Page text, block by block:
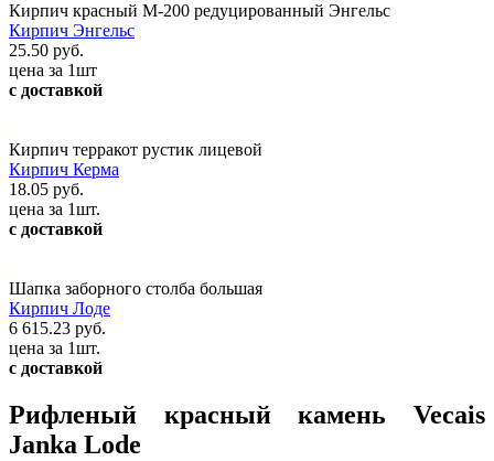
Кирпич красный М-200 редуцированный Энгельс
Кирпич Энгельс
25.50 руб.
цена за 1шт
с доставкой
Кирпич терракот рустик лицевой
Кирпич Керма
18.05 руб.
цена за 1шт.
с доставкой
Шапка заборного столба большая
Кирпич Лоде
6 615.23 руб.
цена за 1шт.
с доставкой
Рифленый красный камень Vecais
Janka Lode